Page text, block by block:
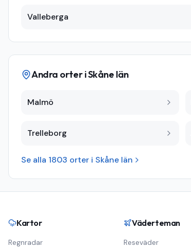
Valleberga
Andra orter iSkåne län
Malmö
Trelleborg
Se alla 1803 orter i Skåne län
Kartor
Regnradar
Väderteman
Reseväder